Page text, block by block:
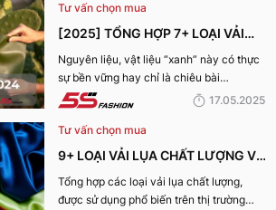
Tư vấn chọn mua
[2025] TỔNG HỢP 7+ LOẠI VẢI
BỀN VỮNG, THÂN THIỆN VỚI MÔI
TRƯỜNG
Nguyên liệu, vật liệu “xanh” này có thực
sự bền vững hay chỉ là chiêu bài
marketing? Cùng 5S Fashion khám phá
năm 2025 giúp bạn nhìn rõ sự thật phía
sau những chiếc bộ trang phục vừa đẹp
17.05.2025
Tư vấn chọn mua
9+ LOẠI VẢI LỤA CHẤT LƯỢNG VÀ
TỐT NHẤT HIỆN NAY
Tổng hợp các loại vải lụa chất lượng,
được sử dụng phổ biến trên thị trường